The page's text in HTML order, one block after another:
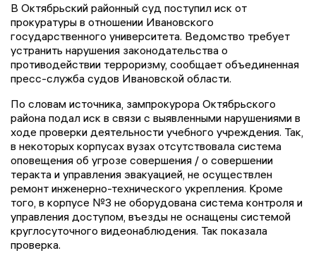
В Октябрьский районный суд поступил иск от
прокуратуры в отношении Ивановского
государственного университета. Ведомство требует
устранить нарушения законодательства о
противодействии терроризму, сообщает объединенная
пресс-служба судов Ивановской области.
По словам источника, зампрокурора Октябрьского
района подал иск в связи с выявленными нарушениями в
ходе проверки деятельности учебного учреждения. Так,
в некоторых корпусах вузах отсутствовала система
оповещения об угрозе совершения / о совершении
теракта и управления эвакуацией, не осуществлен
ремонт инженерно-технического укрепления. Кроме
того, в корпусе №3 не оборудована система контроля и
управления доступом, въезды не оснащены системой
круглосуточного видеонаблюдения. Так показала
проверка.